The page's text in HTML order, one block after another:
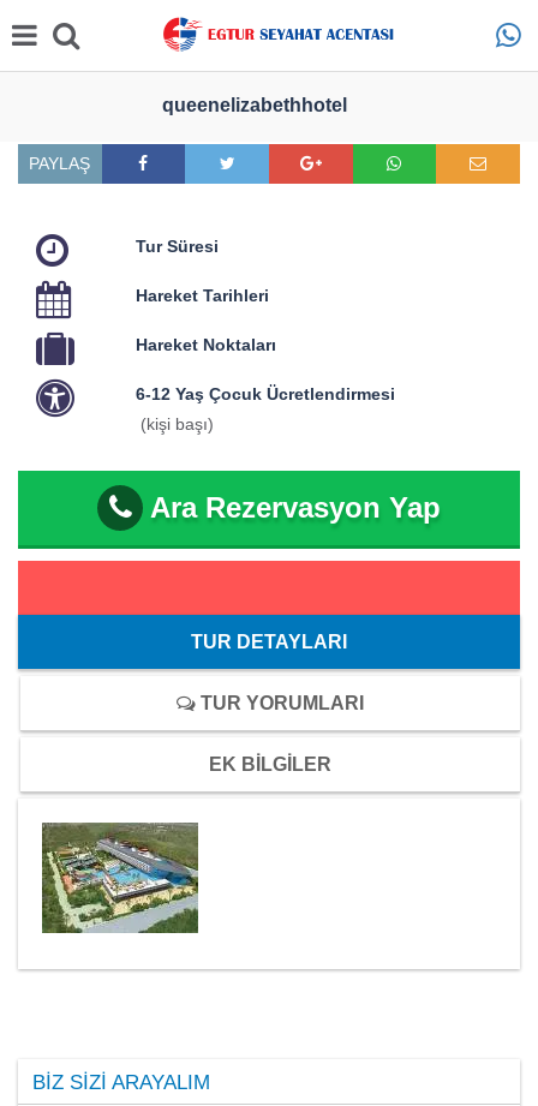
queenelizabethhotel
PAYLAŞ
Tur Süresi
Hareket Tarihleri
Hareket Noktaları
6-12 Yaş Çocuk Ücretlendirmesi
(kişi başı)
Ara Rezervasyon Yap
TUR DETAYLARI
TUR YORUMLARI
EK BİLGİLER
BIZ SIZI ARAYALIM